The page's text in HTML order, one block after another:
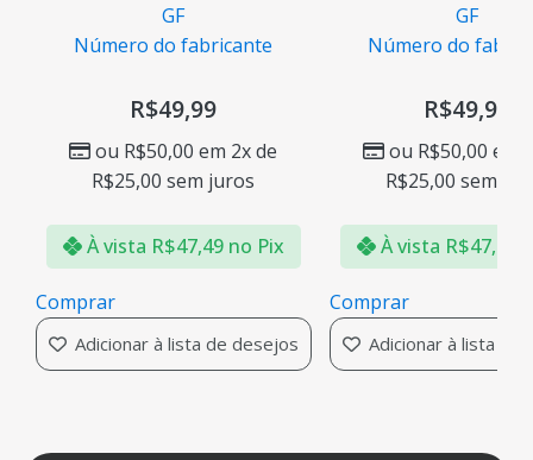
GF
Número do fabricante
R$49,99
ou R$50,00 em 2x de
R$25,00 sem juros
À vista R$47,49 no Pix
Comprar
Adicionar à lista de desejos
GF
Número do
R$49,99
ou R$50,00 em
R$25,00 sem
À vista R$47,49
Comprar
Adicionar à lista de